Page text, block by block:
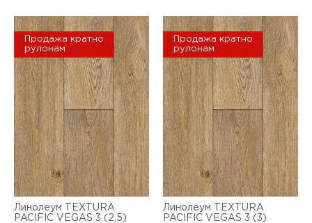
Продажа кратно
рулонам
Линолеум TEXTURA
PACIFIC VEGAS 3 (2,5)
Продажа кратно
рулонам
Линолеум TEXTURA
PACIFIC VEGAS 3 (3)